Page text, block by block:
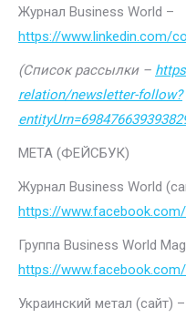
Журнал Business World –
https://www.linkedin.com/
(Список рассылки –
relation/newsletter-follow?
МЕТА (ФЕЙСБУК)
Журнал Business World
https://
Группа Business World
https://
Украинский метал (сайт) –